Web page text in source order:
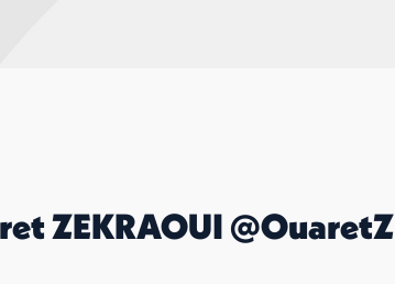
ZEKRAOUI @OuaretZ